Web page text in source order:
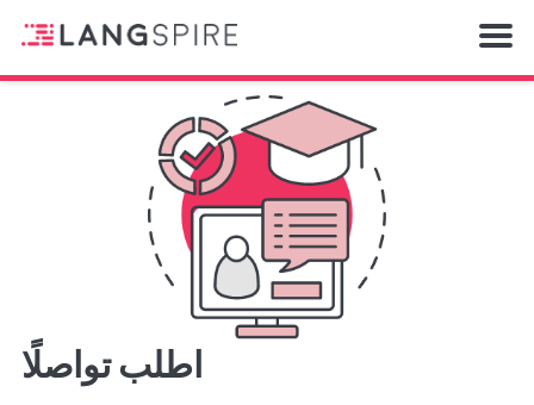
اطلب تواصلًا